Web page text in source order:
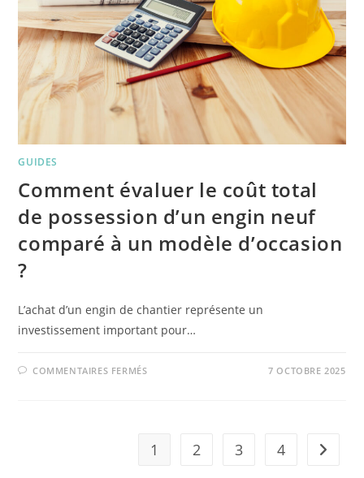
GUIDES
Comment évaluer le coût total
de possession d’un engin neuf
comparé à un modèle d’occasion
?
L’achat d’un engin de chantier représente un
investissement important pour…
COMMENTAIRES FERMÉS 7 OCTOBRE 2025
1 2 3 4